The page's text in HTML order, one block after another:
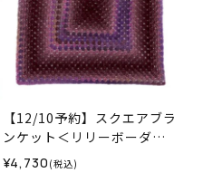
【12/10予約】スクエアブラ
ンケット＜リリーボーダー
グラン12P＞（編み物 材料
セット）
¥4,730 (税込)